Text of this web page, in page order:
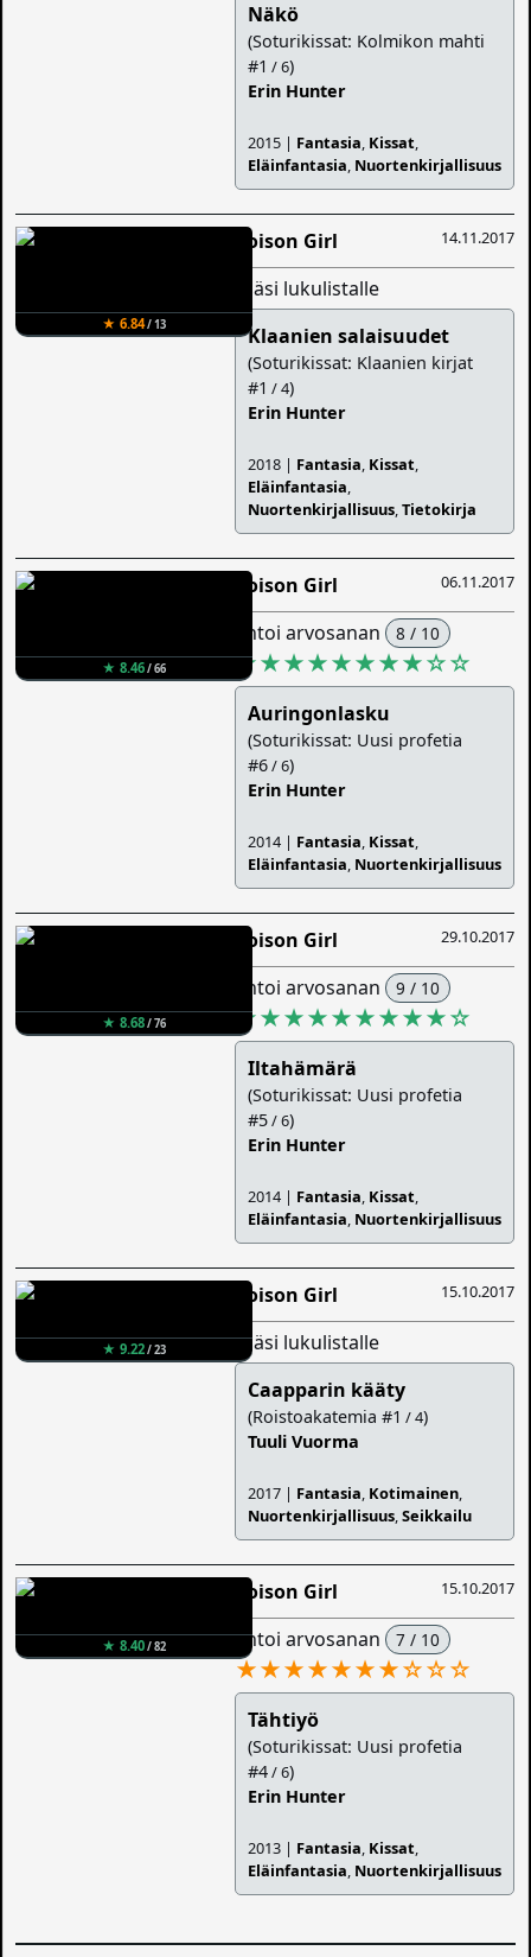
Näkö
(Soturikissat: Kolmikon mahti
#1 / 6)
Erin Hunter
2015 | Fantasia, Kissat,
Eläinfantasia, Nuortenkirjallisuus
★ 6.84/ 13
14.11.2017
Poison Girl
lisäsi lukulistalle
Klaanien salaisuudet
(Soturikissat: Klaanien kirjat
#1 / 4)
Erin Hunter
2018 | Fantasia, Kissat,
Eläinfantasia,
Nuortenkirjallisuus,Tietokirja
★ 8.46/ 66
06.11.2017
Poison Girl
antoi arvosanan 8 / 10
★★★★★★★★☆☆
Auringonlasku
(Soturikissat: Uusi profetia
#6/ 6)
Erin Hunter
2014 | Fantasia, Kissat,
Eläinfantasia, Nuortenkirjallisuus
★ 8.68/ 76
29.10.2017
Poison Girl
antoi arvosanan 9 / 10
★★★★★★★★★☆
Iltahämärä
(Soturikissat: Uusi profetia
#5/ 6)
Erin Hunter
2014 | Fantasia, Kissat,
Eläinfantasia, Nuortenkirjallisuus
★ 9.22/ 23
15.10.2017
Poison Girl
lisäsi lukulistalle
Caapparin kääty
(Roistoakatemia #1 / 4)
Tuuli Vuorma
2017 | Fantasia, Kotimainen,
Nuortenkirjallisuus,Seikkailu
★ 8.40/ 82
15.10.2017
Poison Girl
antoi arvosanan 7 / 10
★★★★★★★☆☆☆
Tähtiyö
(Soturikissat: Uusi profetia
#4/ 6)
Erin Hunter
2013 | Fantasia, Kissat,
Eläinfantasia, Nuortenkirjallisuus